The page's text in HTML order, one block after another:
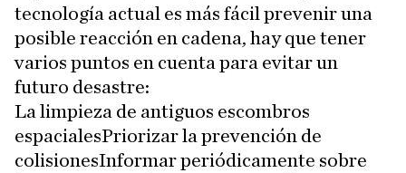
tecnología actual es más fácil prevenir una
posible reacción en cadena, hay que tener
varios puntos en cuenta para evitar un
futuro desastre:
La limpieza de antiguos escombros
espacialesPriorizar la prevención de
colisionesInformar periódicamente sobre